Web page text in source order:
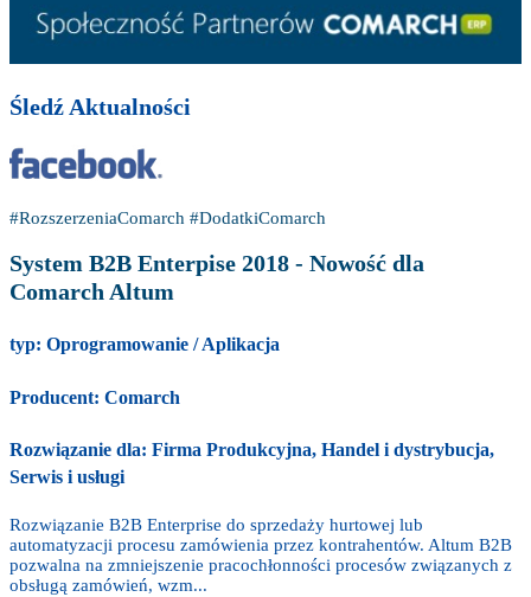
Śledź Aktualności
#RozszerzeniaComarch #DodatkiComarch
System B2B Enterpise 2018 - Nowość dla
Comarch Altum
typ: Oprogramowanie / Aplikacja
Producent: Comarch
Rozwiązanie dla: Firma Produkcyjna, Handel i dystrybucja,
Serwis i usługi
Rozwiązanie B2B Enterprise do sprzedaży hurtowej lub
automatyzacji procesu zamówienia przez kontrahentów. Altum B2B
pozwalna na zmniejszenie pracochłonności procesów związanych z
obsługą zamówień, wzm...